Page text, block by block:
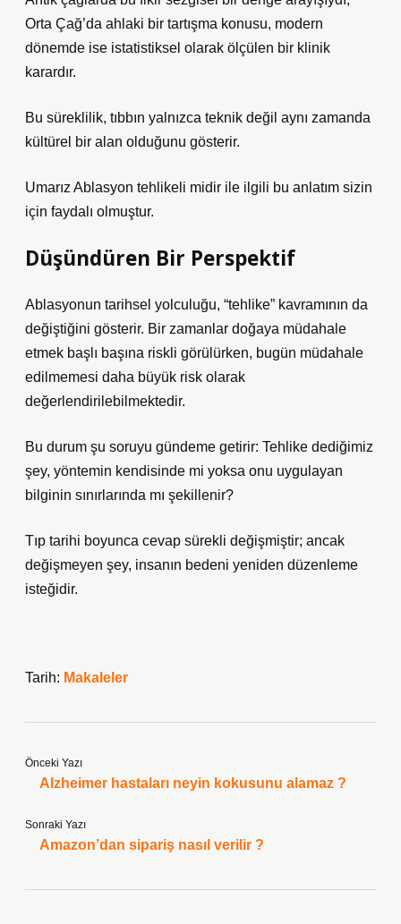
Orta Çağ’da ahlaki bir tartışma konusu, modern
dönemde ise istatistiksel olarak ölçülen bir klinik
karardır.
Bu süreklilik, tıbbın yalnızca teknik değil aynı zamanda
kültürel bir alan olduğunu gösterir.
Umarız Ablasyon tehlikeli midir ile ilgili bu anlatım sizin
için faydalı olmuştur.
Düşündüren Bir Perspektif
Ablasyonun tarihsel yolculuğu, “tehlike” kavramının da
değiştiğini gösterir. Bir zamanlar doğaya müdahale
etmek başlı başına riskli görülürken, bugün müdahale
edilmemesi daha büyük risk olarak
değerlendirilebilmektedir.
Bu durum şu soruyu gündeme getirir: Tehlike dediğimiz
şey, yöntemin kendisinde mi yoksa onu uygulayan
bilginin sınırlarında mı şekillenir?
Tıp tarihi boyunca cevap sürekli değişmiştir; ancak
değişmeyen şey, insanın bedeni yeniden düzenleme
isteğidir.
Tarih: Makaleler
Önceki Yazı
Alzheimer hastaları neyin kokusunu alamaz ?
Sonraki Yazı
Amazon’dan sipariş nasıl verilir ?